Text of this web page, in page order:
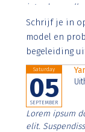
interdum
Aenean
imperdiet.
Schrijf je in
model en
begeleiding
Saturday
05
SEPTEMBER
Lorem ipsum
elit.